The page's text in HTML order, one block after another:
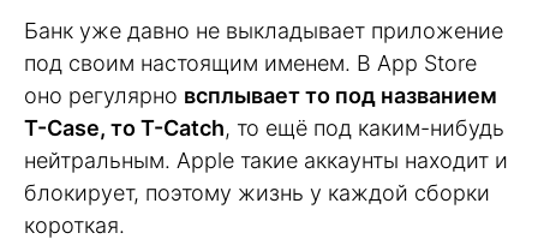
Банк уже давно не выкладывает приложение
под своим настоящим именем. В App Store
оно регулярно всплывает то под названием
T-Case, то T-Catch, то ещё под каким-нибудь
нейтральным. Apple такие аккаунты находит и
блокирует, поэтому жизнь у каждой сборки
короткая.